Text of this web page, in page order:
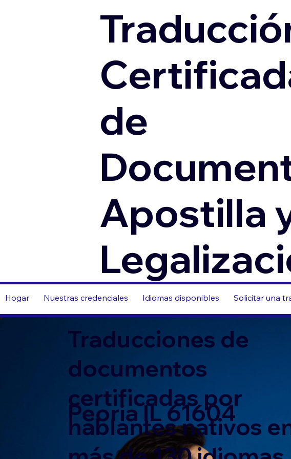
de
Apostilla
Hogar Nuestras credenciales Idiomas disponibles Solicitar una
Traducciones de
documentos
certificadas por
hablantes nativos
Peoria IL 61604